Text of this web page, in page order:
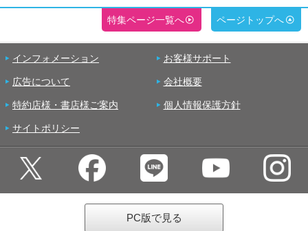
特集ページ一覧へ ページトップへ
インフォメーション お客様サポート
広告について 会社概要
特約店様・書店様ご案内 個人情報保護方針
サイトポリシー
PC版で見る